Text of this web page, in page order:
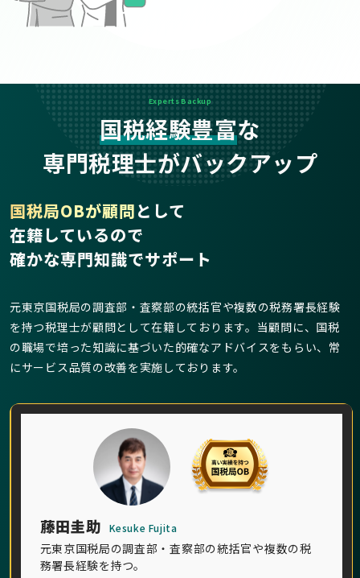
Experts Backup
国税経験豊富な
専門税理士がバックアップ
藤田圭助 Kesuke Fujita
元東京国税局の調査部・査察部の統括官や複数の税
務署長経験を持つ。
国税局OBが顧問として
在籍しているので
確かな専門知識でサポート
元東京国税局の調査部・査察部の統括官や複数の税務署長経験
を持つ税理士が顧問として在籍しております。当顧問に、国税
の職場で培った知識に基づいた的確なアドバイスをもらい、常
にサービス品質の改善を実施しております。